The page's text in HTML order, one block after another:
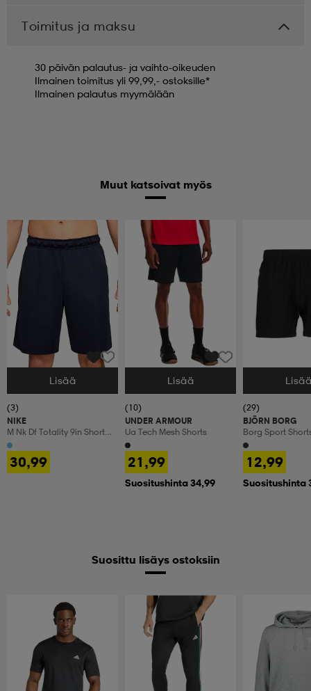
Toimitus ja maksu
30 päivän palautus- ja vaihto-oikeuden
Ilmainen toimitus yli 99,99,- ostoksille*
Ilmainen palautus myymälään
Muut katsoivat myös
Valitse Koko
Lisää
(3)
NIKE
M Nk Df Totality 9in Short
(consume
30,99
Valitse Koko
Lisää
(10)
UNDER ARMOUR
Ua Tech Mesh Shorts
21,99
Suositushinta 34,99
Valitse Koko
(29)
BJÖRN BORG
Borg Sport
12,99
Suositushinta
Suosittu lisäys ostoksiin